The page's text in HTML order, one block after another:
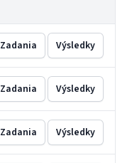
Zadania Výsledky
Zadania Výsledky
Zadania Výsledky